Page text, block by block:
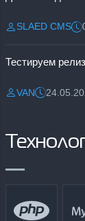
Разместил:
SLAED CMS
Разместил:
VANДата: